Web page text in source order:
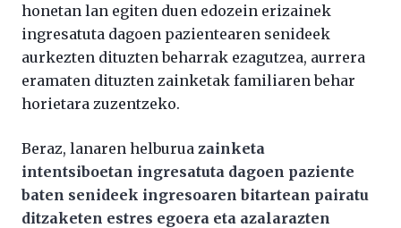
honetan lan egiten duen edozein erizainek
ingresatuta dagoen pazientearen senideek
aurkezten dituzten beharrak ezagutzea, aurrera
eramaten dituzten zainketak familiaren behar
horietara zuzentzeko.
Beraz, lanaren helburua zainketa
intentsiboetan ingresatuta dagoen paziente
baten senideek ingresoaren bitartean pairatu
ditzaketen estres egoera eta azalarazten